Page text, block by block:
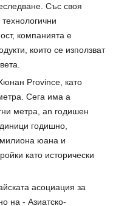
Със своя
компанията е
които се използват
Province, като
Сега има a
метра, an годишен
годишно,
юана и
като исторически
асоциация за
на - Азиатско-